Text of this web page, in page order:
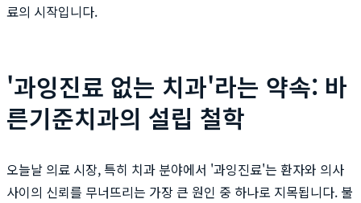
료의 시작입니다.
'과잉진료 없는 치과'라는 약속: 바
른기준치과의 설립 철학
오늘날 의료 시장, 특히 치과 분야에서 '과잉진료'는 환자와 의사
사이의 신뢰를 무너뜨리는 가장 큰 원인 중 하나로 지목됩니다. 불